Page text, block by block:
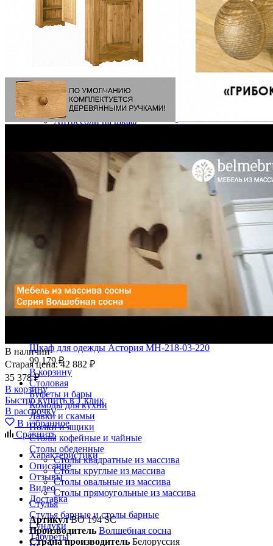
Кровати двуспальные
Кровати металлические
Кровати односпальные
Кровати полутороспальные
Решетки и настилы под матрас
Спальные гарнитуры
Тахта
Туалетные столики
Тумбы прикроватные
Шкафы для одежды
Антресоли на шкаф
Шкафы 2-х дверные для одежды и белья
Шкафы 3-х дверные для одежды и белья
Шкафы 4-х дверные для одежды и белья
Шкафы 5-ти дверные для одежды и белья
Шкафы 6-ти дверные для одежды и белья
Шкафы купе для одежды и белья
Шкафы угловые для одежды и белья
Ящики и короба
Шкаф для одежды Астория МН-218-03-220
99 179 ₽
В корзину
Столовая
Буфеты и бары
Комоды для кухни
Лавки и скамьи
Полки и ящики
Столы кофейные и чайные
Столы обеденные
Столы квадратные из массива
Столы круглые из массива
Столы овальные из массива
Столы прямоугольные из массива
Стулья
Стулья барные и столы барные
Сундуки
Табуреты
В наличии
Старая цена:42 882 ₽
35 378 ₽
В корзину
Быстро купить в 1 клик
В рассрочку
В избранное
Сравнить
Характеристики
Описание
Отзывы
Видео
Доставка
Артикул BO 194 SC
Производитель Волшебная сосна
Страна производитель Белоруссия